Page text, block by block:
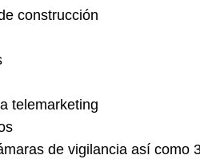
construcción
telemarketing
de vigilancia así como